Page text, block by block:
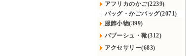
アフリカのかご(2239)
バッグ・かごバッグ(2071)
服飾小物(399)
バブーシュ・靴(312)
アクセサリー(683)